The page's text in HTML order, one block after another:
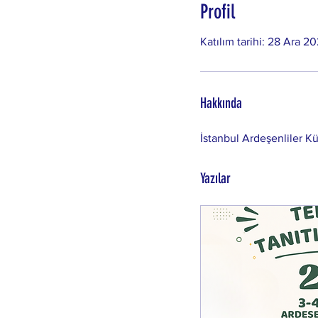
Profil
Katılım tarihi: 28 Ara
Hakkında
İstanbul Ardeşenliler
Yazılar